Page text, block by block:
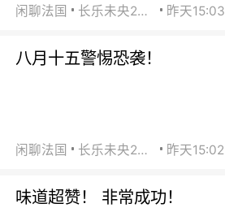
闲聊法国 长乐未央2015 昨天15:03
八月十五警惕恐袭！
闲聊法国 长乐未央2015 昨天15:02
味道超赞！ 非常成功！